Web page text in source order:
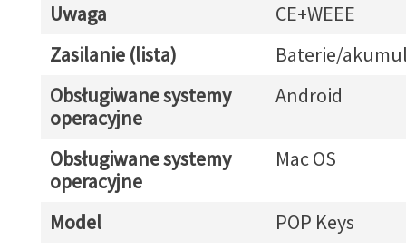
Uwaga
CE+WEEE
Zasilanie (lista)
Baterie/
Obsługiwane systemy
operacyjne
Android
Obsługiwane systemy
operacyjne
Mac OS
Model
POP Keys